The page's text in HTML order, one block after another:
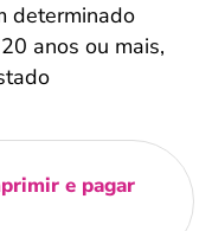
determinado
anos ou mais,
e pagar